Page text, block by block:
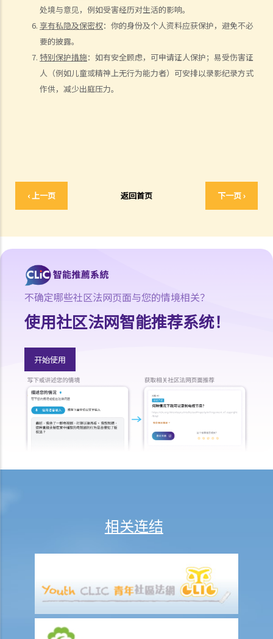
处境与意见，例如受害经历对生活的影响。
享有私隐及保密权：你的身份及个人资料应获保护，避免不必
要的披露。
特别保护措施：如有安全顾虑，可申请证人保护；易受伤害证
人（例如儿童或精神上无行为能力者）可安排以录影纪录方式
作供，减少出庭压力。
‹ 上一页 返回首页 下一页 ›
7. 属实申述
8. 委托专家拟备报告的守则
9. 核对表评检及案件管理问卷
10. 案件管理会议
11. 审讯前的复核
就人身伤害提出申索，是否存在时限？
我的家人在意外中身亡。我可否代表死者展开人身伤亡诉讼？在控告犯
错的一方之前，我需要依循甚么程序？
损害赔偿陈述书
涉及致命意外的申索
死因裁判法庭有甚么作用？
火灾中受伤的雇员
因工受伤以及有关补偿
赔偿责任
怎样才算是因工及在雇用期间遭遇意外（简称工伤意外）？
在甚么情况下，雇主不需要为其雇员的工伤负上赔偿责任？
我的配偶在工作时因意外而死亡，我或我的家人可获哪些赔偿？
除上述的赔偿外，我可否就工伤而获得其他赔偿（例如医药费）？
雇主向劳工处报告与工作有关的意外之时限是多久？
其他有关工伤的事项
如何安排支付工伤赔偿？
若然我不能与雇主和平地解决工伤赔偿问题，将案件呈交法院的时限是
不确定哪些社区法网页面与您的情境相关？
使用社区法网智能推荐系统！
开始使用
相关连结